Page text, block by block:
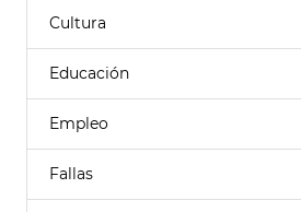
Cultura
Educación
Empleo
Fallas